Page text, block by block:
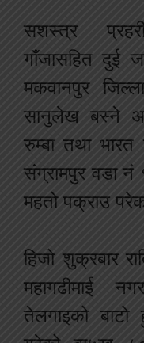
सशस्त्र
गाँजासहित दुई
मकवानपुर
सानुलेख बस्ने
रुम्बा तथा भारत
संग्रामपुर वडा नं
महतो पक्राउ
हिजो शुक्रबार
महागढीमाई
तेलगाइको बाटो